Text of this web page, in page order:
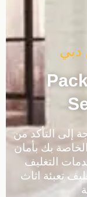
دبي
إلى التأكد من
الخاصة بك بأمان
التغليف
تعبئة اثاث